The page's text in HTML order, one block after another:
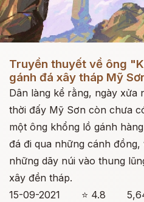
Đọc ngay
Truyền thuyết về ông
gánh đá xây tháp Mỹ
Dân làng kể rằng, ngày xửa
thời đấy Mỹ Sơn còn chưa
một ông khổng lồ gánh
đá đi qua những cánh đồng,
những dãy núi vào thung
xây đền tháp.
15-09-2021
⭐ 4.8